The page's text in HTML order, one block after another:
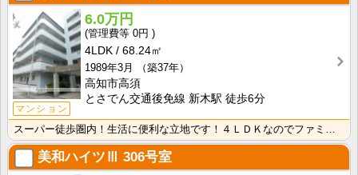
マンション
6.0万円
0円
4LDK
68.24㎡
1989年3月
（築37年）
高知市高須
とさでん交通後免線 新木駅 徒歩6分
スーパー徒歩圏内！生活に便利な立地です！４ＬＤＫなのでファミリーにもおすすめ！インターネット月額接続･･･
美和ハイツⅢ 306号室